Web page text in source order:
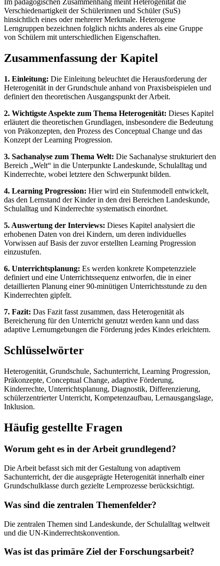
Im pädagogischen Zusammenhang meint Heterogenität die
Verschiedenartigkeit der Schülerinnen und Schüler (SuS)
hinsichtlich eines oder mehrerer Merkmale. Heterogene
Lerngruppen bezeichnen folglich nichts anderes als eine Gruppe
von Schülern mit unterschiedlichen Eigenschaften.
Zusammenfassung der Kapitel
1. Einleitung: Die Einleitung beleuchtet die Herausforderung der
Heterogenität in der Grundschule anhand von Praxisbeispielen und
definiert den theoretischen Ausgangspunkt der Arbeit.
2. Wichtigste Aspekte zum Thema Heterogenität: Dieses Kapitel
erläutert die theoretischen Grundlagen, insbesondere die Bedeutung
von Präkonzepten, den Prozess des Conceptual Change und das
Konzept der Learning Progression.
3. Sachanalyse zum Thema Welt: Die Sachanalyse strukturiert den
Bereich „Welt“ in die Unterpunkte Landeskunde, Schulalltag und
Kinderrechte, wobei letztere den Schwerpunkt bilden.
4. Learning Progression: Hier wird ein Stufenmodell entwickelt,
das den Lernstand der Kinder in den drei Bereichen Landeskunde,
Schulalltag und Kinderrechte systematisch einordnet.
5. Auswertung der Interviews: Dieses Kapitel analysiert die
erhobenen Daten von drei Kindern, um deren individuelles
Vorwissen auf Basis der zuvor erstellten Learning Progression
einzustufen.
6. Unterrichtsplanung: Es werden konkrete Kompetenzziele
definiert und eine Unterrichtssequenz entworfen, die in einer
detaillierten Planung einer 90-minütigen Unterrichtsstunde zu den
Kinderrechten gipfelt.
7. Fazit: Das Fazit fasst zusammen, dass Heterogenität als
Bereicherung für den Unterricht genutzt werden kann und dass
adaptive Lernumgebungen die Förderung jedes Kindes erleichtern.
Schlüsselwörter
Heterogenität, Grundschule, Sachunterricht, Learning Progression,
Präkonzepte, Conceptual Change, adaptive Förderung,
Kinderrechte, Unterrichtsplanung, Diagnostik, Differenzierung,
schülerzentrierter Unterricht, Kompetenzaufbau, Lernausgangslage,
Inklusion.
Häufig gestellte Fragen
Worum geht es in der Arbeit grundlegend?
Die Arbeit befasst sich mit der Gestaltung von adaptivem
Sachunterricht, der die ausgeprägte Heterogenität innerhalb einer
Grundschulklasse durch gezielte Lernprozesse berücksichtigt.
Was sind die zentralen Themenfelder?
Die zentralen Themen sind Landeskunde, der Schulalltag weltweit
und die UN-Kinderrechtskonvention.
Was ist das primäre Ziel der Forschungsarbeit?